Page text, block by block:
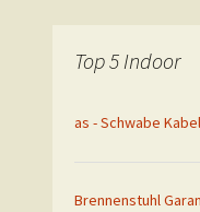
Top 5 Indoor
as - Schwabe
Brennenstuhl